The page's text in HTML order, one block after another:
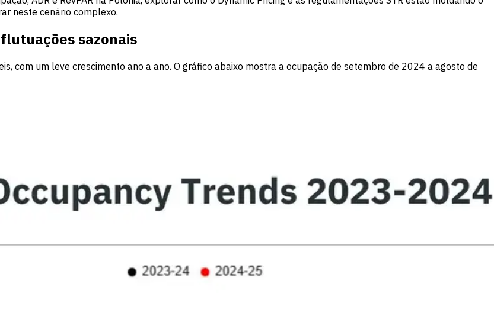
neste cenário complexo.
sazonais
com um leve crescimento ano a ano. O gráfico abaixo mostra a ocupação de setembro de 2024 a agosto de